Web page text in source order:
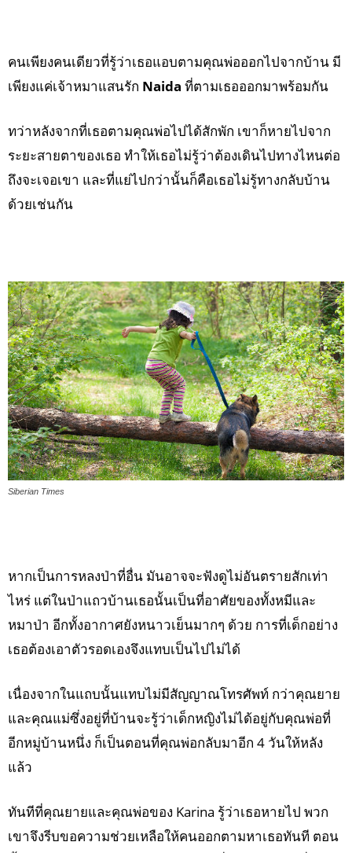
คนเพียงคนเดียวที่รู้ว่าเธอแอบตามคุณพ่อออกไปจากบ้าน มี
เพียงแค่เจ้าหมาแสนรัก Naida ที่ตามเธอออกมาพร้อมกัน
ทว่าหลังจากที่เธอตามคุณพ่อไปได้สักพัก เขาก็หายไปจาก
ระยะสายตาของเธอ ทำให้เธอไม่รู้ว่าต้องเดินไปทางไหนต่อ
ถึงจะเจอเขา และที่แย่ไปกว่านั้นก็คือเธอไม่รู้ทางกลับบ้าน
ด้วยเช่นกัน
Siberian Times
หากเป็นการหลงป่าที่อื่น มันอาจจะฟังดูไม่อันตรายสักเท่า
ไหร่ แต่ในป่าแถวบ้านเธอนั้นเป็นที่อาศัยของทั้งหมีและ
หมาป่า อีกทั้งอากาศยังหนาวเย็นมากๆ ด้วย การที่เด็กอย่าง
เธอต้องเอาตัวรอดเองจึงแทบเป็นไปไม่ได้
เนื่องจากในแถบนั้นแทบไม่มีสัญญาณโทรศัพท์ กว่าคุณยาย
และคุณแม่ซึ่งอยู่ที่บ้านจะรู้ว่าเด็กหญิงไม่ได้อยู่กับคุณพ่อที่
อีกหมู่บ้านหนึ่ง ก็เป็นตอนที่คุณพ่อกลับมาอีก 4 วันให้หลัง
แล้ว
ทันทีที่คุณยายและคุณพ่อของ Karina รู้ว่าเธอหายไป พวก
เขาจึงรีบขอความช่วยเหลือให้คนออกตามหาเธอทันที ตอน